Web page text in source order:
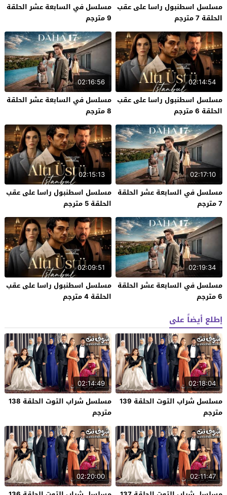
مسلسل اسطنبول راسا على عقب
الحلقة 7 مترجم
مسلسل في السابعة عشر الحلقة
9 مترجم
02:14:54
مسلسل اسطنبول راسا على عقب
الحلقة 6 مترجم
02:16:56
مسلسل في السابعة عشر الحلقة
8 مترجم
02:17:10
مسلسل في السابعة عشر الحلقة
7 مترجم
02:15:13
مسلسل اسطنبول راسا على عقب
الحلقة 5 مترجم
02:19:34
مسلسل في السابعة عشر الحلقة
6 مترجم
02:09:51
مسلسل اسطنبول راسا على عقب
الحلقة 4 مترجم
إطلع أيضاً على
02:18:04
مسلسل شراب التوت الحلقة 139
مترجم
02:14:49
مسلسل شراب التوت الحلقة 138
مترجم
02:11:47
02:20:00